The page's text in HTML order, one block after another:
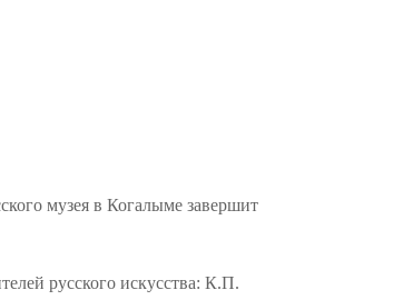
музея в Когалыме завершит
русского искусства: К.П.